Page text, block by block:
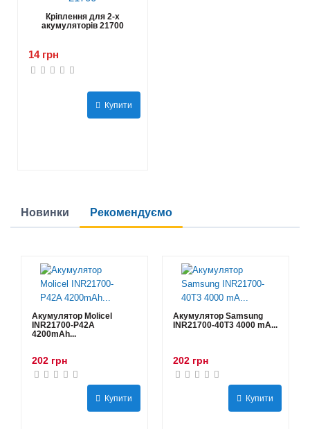
Кріплення для 2-х
акумуляторів 21700
14 грн
Купити
Новинки Рекомендуємо
Акумулятор Molicel
INR21700-P42A
4200mAh...
202 грн
Купити
Акумулятор Samsung
INR21700-40T3 4000 mA...
202 грн
Купити